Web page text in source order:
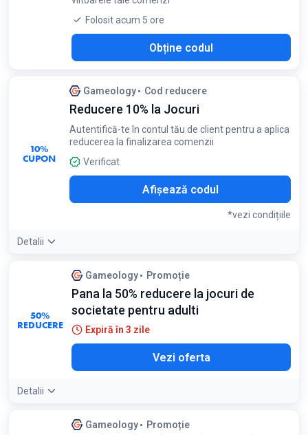
Folosit acum 5 ore
Obține codul
10%
CUPON
Gameology Cod reducere
Reducere 10% la Jocuri
Autentifică-te în contul tău de client pentru a aplica
reducerea la finalizarea comenzii
Verificat
Afișează codul
*vezi condițiile
Detalii
Valabil exclusiv pentru utilizatorii autentificați
50%
REDUCERE
Gameology Promoție
Pana la 50% reducere la jocuri de
societate pentru adulti
Expiră în 3 zile
Vezi oferta
Detalii
Gameology Promoție